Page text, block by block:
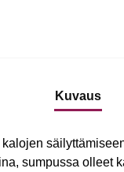
Kuvaus
kalojen
sumpussa olleet